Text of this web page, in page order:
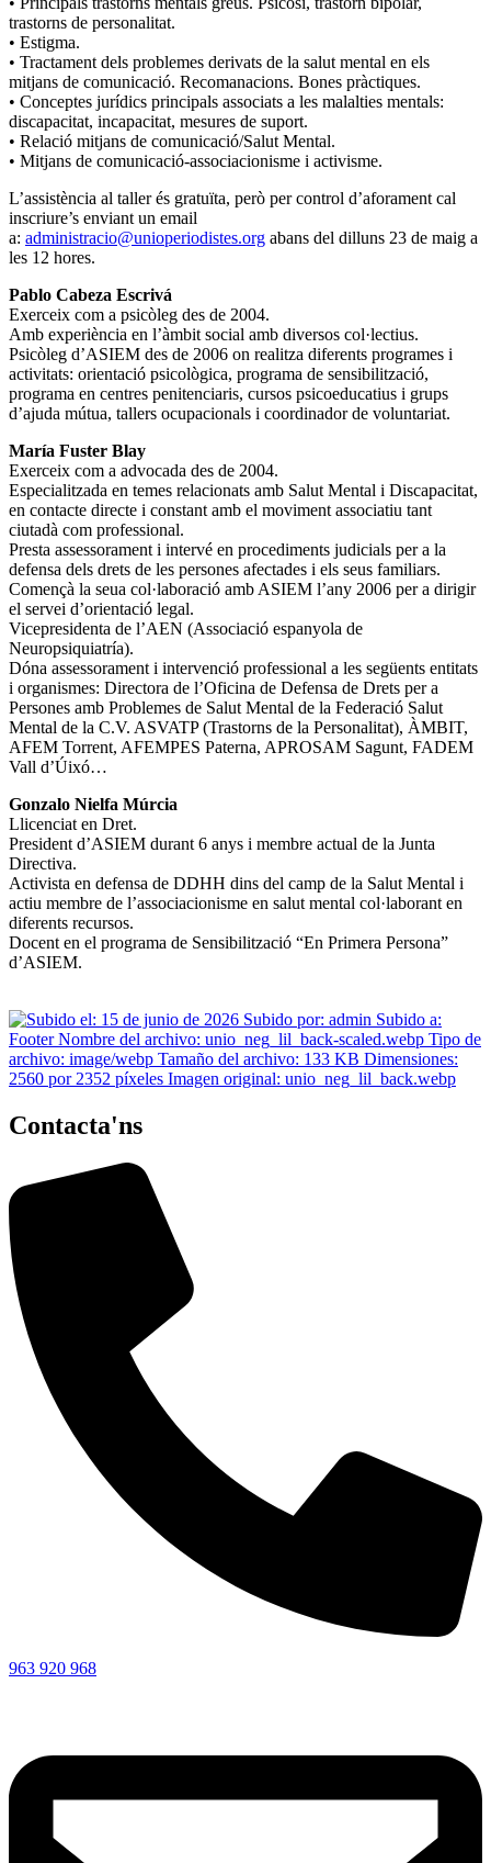
trastorns de personalitat.
• Estigma.
• Tractament dels problemes derivats de la salut mental en els
mitjans de comunicació. Recomanacions. Bones pràctiques.
• Conceptes jurídics principals associats a les malalties mentals:
discapacitat, incapacitat, mesures de suport.
• Relació mitjans de comunicació/Salut Mental.
• Mitjans de comunicació-associacionisme i activisme.
L’assistència al taller és gratuïta, però per control d’aforament cal
inscriure’s enviant un email
a: administracio@unioperiodistes.org abans del dilluns 23 de maig a
les 12 hores.
Pablo Cabeza Escrivá
Exerceix com a psicòleg des de 2004.
Amb experiència en l’àmbit social amb diversos col·lectius.
Psicòleg d’ASIEM des de 2006 on realitza diferents programes i
activitats: orientació psicològica, programa de sensibilització,
programa en centres penitenciaris, cursos psicoeducatius i grups
d’ajuda mútua, tallers ocupacionals i coordinador de voluntariat.
María Fuster Blay
Exerceix com a advocada des de 2004.
Especialitzada en temes relacionats amb Salut Mental i Discapacitat,
en contacte directe i constant amb el moviment associatiu tant
ciutadà com professional.
Presta assessorament i intervé en procediments judicials per a la
defensa dels drets de les persones afectades i els seus familiars.
Començà la seua col·laboració amb ASIEM l’any 2006 per a dirigir
el servei d’orientació legal.
Vicepresidenta de l’AEN (Associació espanyola de
Neuropsiquiatría).
Dóna assessorament i intervenció professional a les següents entitats
i organismes: Directora de l’Oficina de Defensa de Drets per a
Persones amb Problemes de Salut Mental de la Federació Salut
Mental de la C.V. ASVATP (Trastorns de la Personalitat), ÀMBIT,
AFEM Torrent, AFEMPES Paterna, APROSAM Sagunt, FADEM
Vall d’Úixó…
Gonzalo Nielfa Múrcia
Llicenciat en Dret.
President d’ASIEM durant 6 anys i membre actual de la Junta
Directiva.
Activista en defensa de DDHH dins del camp de la Salut Mental i
actiu membre de l’associacionisme en salut mental col·laborant en
diferents recursos.
Docent en el programa de Sensibilització “En Primera Persona”
d’ASIEM.
Contacta'ns
963 920 968